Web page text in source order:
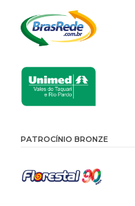
PATROCÍNIO BRONZE